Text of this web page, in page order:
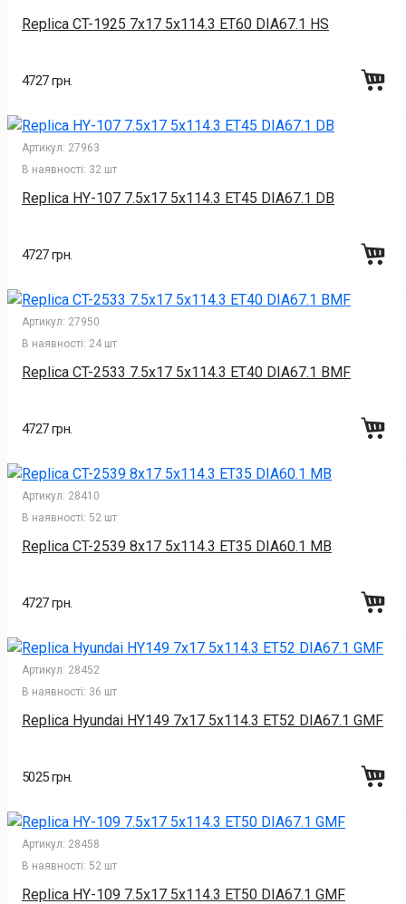
Replica CT-1925 7x17 5x114.3 ET60 DIA67.1 HS
4727 грн.
Артикул: 27963
В наявності: 32 шт
Replica HY-107 7.5x17 5x114.3 ET45 DIA67.1 DB
4727 грн.
Артикул: 27950
В наявності: 24 шт
Replica CT-2533 7.5x17 5x114.3 ET40 DIA67.1 BMF
4727 грн.
Артикул: 28410
В наявності: 52 шт
Replica CT-2539 8x17 5x114.3 ET35 DIA60.1 MB
4727 грн.
Артикул: 28452
В наявності: 36 шт
Replica Hyundai HY149 7x17 5x114.3 ET52 DIA67.1 GMF
5025 грн.
Артикул: 28458
В наявності: 52 шт
Replica HY-109 7.5x17 5x114.3 ET50 DIA67.1 GMF